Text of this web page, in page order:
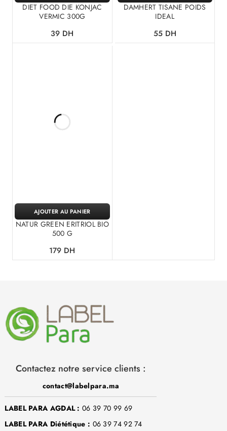
DIET FOOD DIE KONJAC
VERMIC 300G
39 DH
DAMHERT TISANE POIDS
IDEAL
55 DH
NATUR GREEN ERITRIOL BIO
500 G
179 DH
AJOUTER AU PANIER
Contactez notre service clients :
contact@labelpara.ma
LABEL PARA AGDAL : 06 39 70 99 69
LABEL PARA Diététique : 06 39 74 92 74